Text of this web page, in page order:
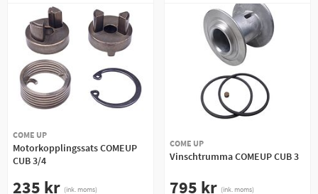
COME UP
Motorkopplingssats COMEUP
CUB 3/4
235 kr (ink. moms)
COME UP
Vinschtrumma COMEUP CUB 3
795 kr (ink. moms)